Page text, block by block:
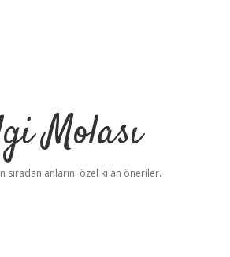
Molası
sıradan anlarını özel kılan öneriler.